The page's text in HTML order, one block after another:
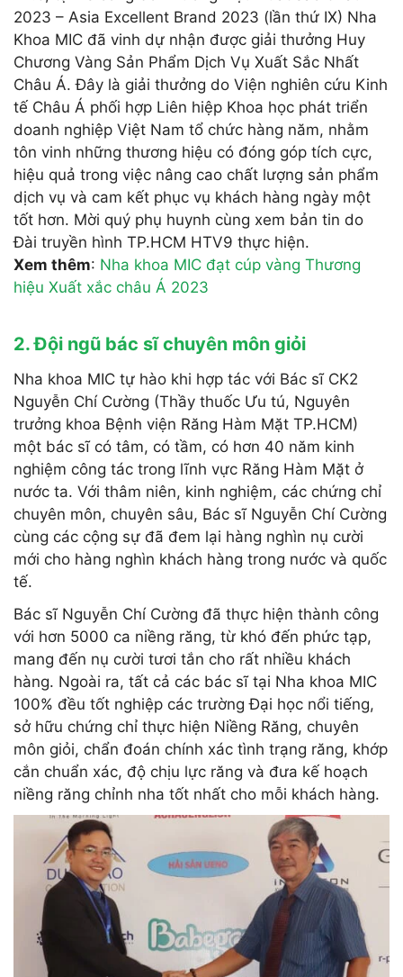
2023 – Asia Excellent Brand 2023 (lần thứ IX) Nha
Khoa MIC đã vinh dự nhận được giải thưởng Huy
Chương Vàng Sản Phẩm Dịch Vụ Xuất Sắc Nhất
Châu Á. Đây là giải thưởng do Viện nghiên cứu Kinh
tế Châu Á phối hợp Liên hiệp Khoa học phát triển
doanh nghiệp Việt Nam tổ chức hàng năm, nhằm
tôn vinh những thương hiệu có đóng góp tích cực,
hiệu quả trong việc nâng cao chất lượng sản phẩm
dịch vụ và cam kết phục vụ khách hàng ngày một
tốt hơn. Mời quý phụ huynh cùng xem bản tin do
Đài truyền hình TP.HCM HTV9 thực hiện.
Xem thêm: Nha khoa MIC đạt cúp vàng Thương
hiệu Xuất xắc châu Á 2023
2.Đội ngũ bác sĩ chuyên môn giỏi
Nha khoa MIC tự hào khi hợp tác với Bác sĩ CK2
Nguyễn Chí Cường (Thầy thuốc Ưu tú, Nguyên
trưởng khoa Bệnh viện Răng Hàm Mặt TP.HCM)
một bác sĩ có tâm, có tầm, có hơn 40 năm kinh
nghiệm công tác trong lĩnh vực Răng Hàm Mặt ở
nước ta. Với thâm niên, kinh nghiệm, các chứng chỉ
chuyên môn, chuyên sâu, Bác sĩ Nguyễn Chí Cường
cùng các cộng sự đã đem lại hàng nghìn nụ cười
mới cho hàng nghìn khách hàng trong nước và quốc
tế.
Bác sĩ Nguyễn Chí Cường đã thực hiện thành công
với hơn 5000 ca niềng răng, từ khó đến phức tạp,
mang đến nụ cười tươi tắn cho rất nhiều khách
hàng. Ngoài ra, tất cả các bác sĩ tại Nha khoa MIC
100% đều tốt nghiệp các trường Đại học nổi tiếng,
sở hữu chứng chỉ thực hiện Niềng Răng, chuyên
môn giỏi, chẩn đoán chính xác tình trạng răng, khớp
cắn chuẩn xác, độ chịu lực răng và đưa kế hoạch
niềng răng chỉnh nha tốt nhất cho mỗi khách hàng.